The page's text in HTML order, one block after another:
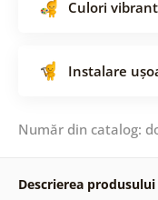
Culori
Instalare
Număr din catalog:
Descrierea